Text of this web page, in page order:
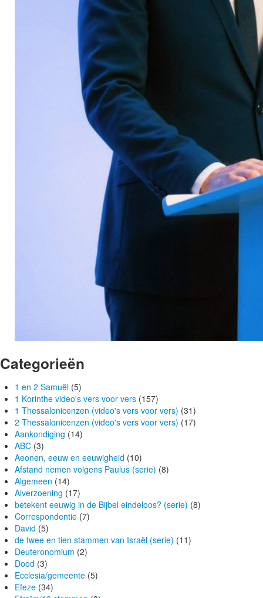
Categorieën
1 en 2 Samuël (5)
1 Korinthe video's vers voor vers (157)
1 Thessalonicenzen (video's vers voor vers) (31)
2 Thessalonicenzen (video's vers voor vers) (17)
Aankondiging (14)
ABC (3)
Aeonen, eeuw en eeuwigheid (10)
Afstand nemen volgens Paulus (serie) (8)
Algemeen (14)
Alverzoening (17)
betekent eeuwig in de Bijbel eindeloos? (serie) (8)
Correspondentie (7)
David (5)
de twee en tien stammen van Israël (serie) (11)
Deuteronomium (2)
Dood (3)
Ecclesia/gemeente (5)
Efeze (34)